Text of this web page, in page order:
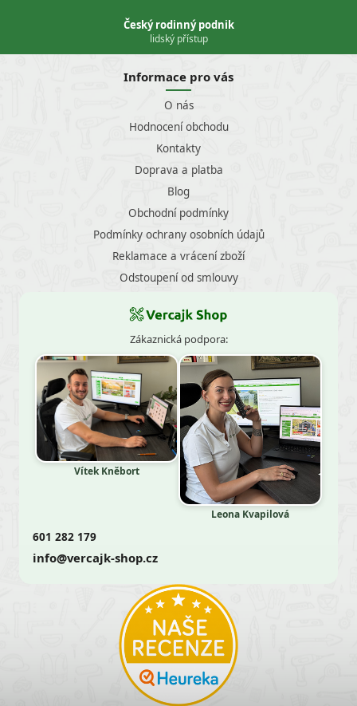
Český rodinný podnik
lidský přístup
Informace pro vás
O nás
Hodnocení obchodu
Kontakty
Doprava a platba
Blog
Obchodní podmínky
Podmínky ochrany osobních údajů
Reklamace a vrácení zboží
Odstoupení od smlouvy
Zákaznická podpora:
Vítek Kněbort
Leona Kvapilová
601 282 179
info@vercajk-shop.cz